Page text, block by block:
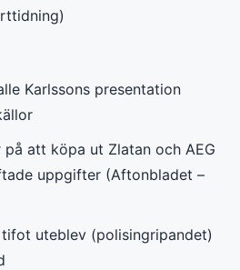
Karlssons presentation
på att köpa ut Zlatan och AEG
uppgifter (Aftonbladet –
uteblev (polisingripandet)